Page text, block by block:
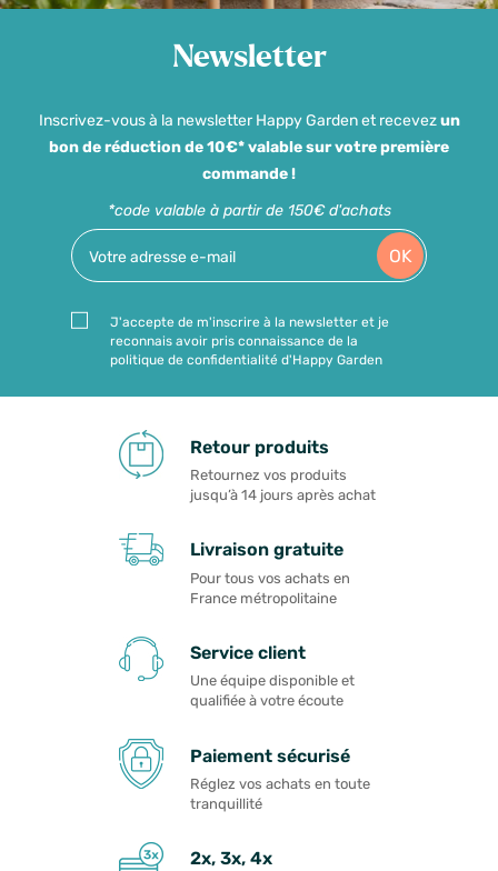
Newsletter
Inscrivez-vous à la newsletter Happy Garden et recevezun
bon de réduction de 10€* valable sur votre première
commande !
*code valable à partir de 150€ d'achats
OK
J'accepte de m'inscrire à la newsletter et je
reconnais avoir pris connaissance de la
politique de confidentialité d'Happy Garden
Retour produits
Retournez vos produits
jusqu’à 14 jours après achat
Livraison gratuite
Pour tous vos achats en
France métropolitaine
Service client
Une équipe disponible et
qualifiée à votre écoute
Paiement sécurisé
Réglez vos achats en toute
tranquillité
2x, 3x, 4x